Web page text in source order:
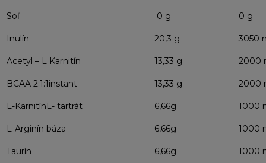
Soľ 0 g 0 g
Inulín 20,3 g 3050
Acetyl – L Karnitín 13,33 g 2000
BCAA 2:1:1instant 13,33 g 2000
L-KarnitínL- tartrát 6,66g 1000
L-Arginín báza 6,66g 1000
Taurín 6,66g 1000